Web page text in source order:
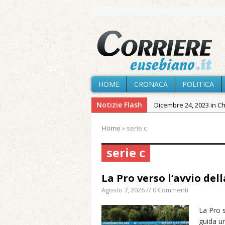
HOME CRONACA POLITICA
Notizie Flash Dicembre 24, 2023 in
Agosto 7, 2026 in
Agosto 7, 2026 in Paesi:
Agosto 7, 2026 in
Home » serie c
serie c
La Pro verso l’avvio
Agosto 7, 2026 // 0 Commenti
La Pro
guida